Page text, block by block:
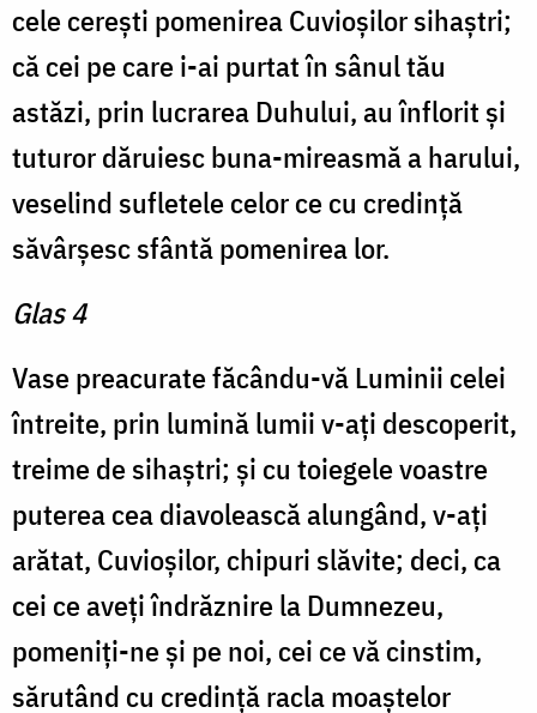
cele cerești pomenirea Cuvioșilor sihaștri;
că cei pe care i-ai purtat în sânul tău
astăzi, prin lucrarea Duhului, au înflorit și
tuturor dăruiesc buna-mireasmă a harului,
veselind sufletele celor ce cu credință
săvârșesc sfântă pomenirea lor.
Glas 4
Vase preacurate făcându-vă Luminii celei
întreite, prin lumină lumii v-ați descoperit,
treime de sihaștri; și cu toiegele voastre
puterea cea diavolească alungând, v-ați
arătat, Cuvioșilor, chipuri slăvite; deci, ca
cei ce aveți îndrăznire la Dumnezeu,
pomeniți-ne și pe noi, cei ce vă cinstim,
sărutând cu credință racla moaștelor